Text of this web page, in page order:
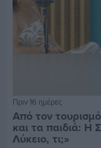
Πριν 16 ημέρες
Από τον
και τα παιδιά: Η
Λύκειο, τι;»